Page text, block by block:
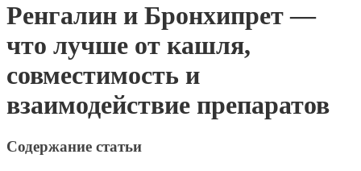
Ренгалин и Бронхипрет —
что лучше от кашля,
совместимость и
взаимодействие препаратов
Содержание статьи